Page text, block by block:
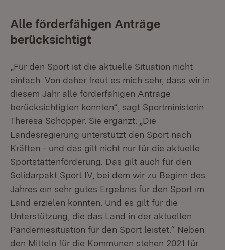
Alle förderfähigen Anträge
berücksichtigt
„Für den Sport ist die aktuelle Situation nicht
einfach. Von daher freut es mich sehr, dass wir in
diesem Jahr alle förderfähigen Anträge
berücksichtigten konnten“, sagt Sportministerin
Theresa Schopper. Sie ergänzt: „Die
Landesregierung unterstützt den Sport nach
Kräften - und das gilt nicht nur für die aktuelle
Sportstättenförderung. Das gilt auch für den
Solidarpakt Sport IV, bei dem wir zu Beginn des
Jahres ein sehr gutes Ergebnis für den Sport im
Land erzielen konnten. Und es gilt für die
Unterstützung, die das Land in der aktuellen
Pandemiesituation für den Sport leistet.“ Neben
den Mitteln für die Kommunen stehen 2021 für